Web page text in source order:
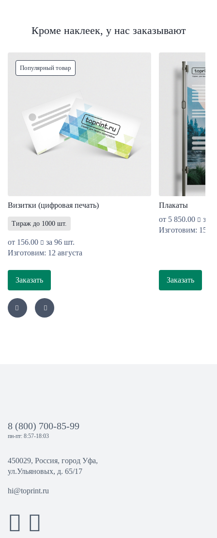
Кроме наклеек, у нас заказывают
Популярный товар
Визитки (цифровая печать)
Тираж до 1000 шт.
от 156.00
за 96 шт.
Изготовим: 12 августа
Заказать
Плакаты
от 5 850.00
за
Изготовим: 15
Заказать
8 (800) 700-85-99
пн-пт: 8:57-18:03
450029, Россия, город Уфа,
ул.Ульяновых, д. 65/17
hi@toprint.ru